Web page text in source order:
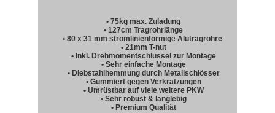
• 75kg max. Zuladung
• 127cm Tragrohrlänge
• 80 x 31 mm stromlinienförmige Alutragrohre
• 21mm T-nut
• Inkl. Drehmomentschlüssel zur Montage
• Sehr einfache Montage
• Diebstahlhemmung durch Metallschlösser
• Gummiert gegen Verkratzungen
• Umrüstbar auf viele weitere PKW
• Sehr robust & langlebig
• Premium Qualität